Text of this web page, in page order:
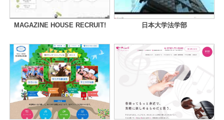
MAGAZINE HOUSE RECRUIT! 日本大学法学部